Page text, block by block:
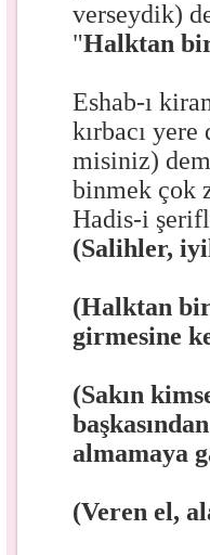
verseydik)
"Halktan
Eshab-ı
kırbacı
misiniz)
binmek çok
Hadis-i
(Salihler,
(Halktan bir
girmesine
(Sakın
almamaya
(Veren el,